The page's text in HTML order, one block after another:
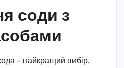
соди з
– найкращий вибір,